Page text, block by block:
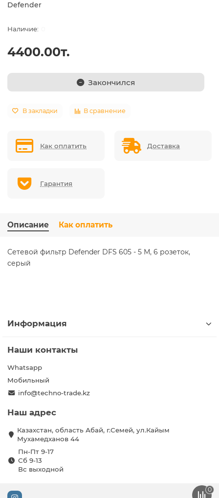
Defender
4400.00т.
Закончился
В закладки В сравнение
Как оплатить Доставка
Гарантия
Описание Как оплатить
Сетевой фильтр Defender DFS 605 - 5 М, 6 розеток,
серый
Информация
Наши контакты
Whatsapp
Мобильный
info@techno-trade.kz
Наш адрес
Казахстан, область Абай, г.Семей, ул.Кайым
Мухамедханов 44
Пн-Пт 9-17
Сб 9-13
Вс выходной
0